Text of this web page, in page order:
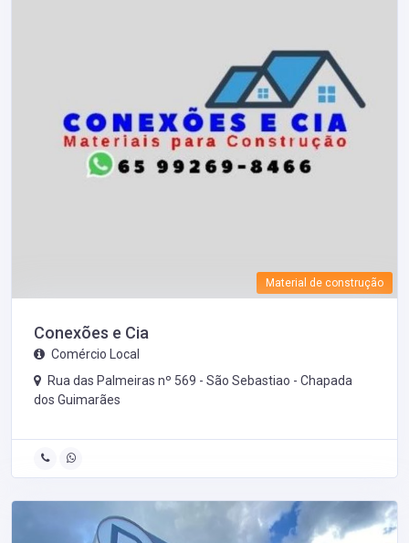
Material de construção
Conexões e Cia
Comércio Local
Rua das Palmeiras nº 569 - São Sebastiao - Chapada
dos Guimarães